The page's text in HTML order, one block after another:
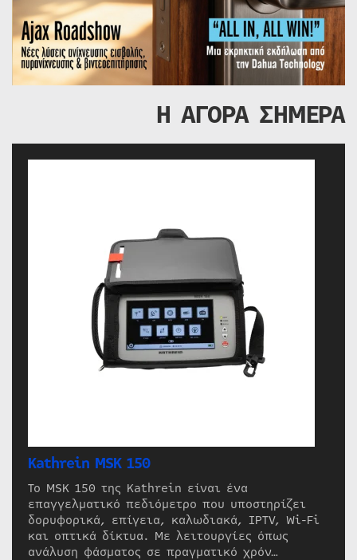
Η ΑΓΟΡΑ ΣΗΜΕΡΑ
Kathrein MSK 150
Το MSK 150 της Kathrein είναι ένα
επαγγελματικό πεδιόμετρο που υποστηρίζει
δορυφορικά, επίγεια, καλωδιακά, IPTV, Wi-Fi
και οπτικά δίκτυα. Με λειτουργίες όπως
ανάλυση φάσματος σε πραγματικό χρόν…